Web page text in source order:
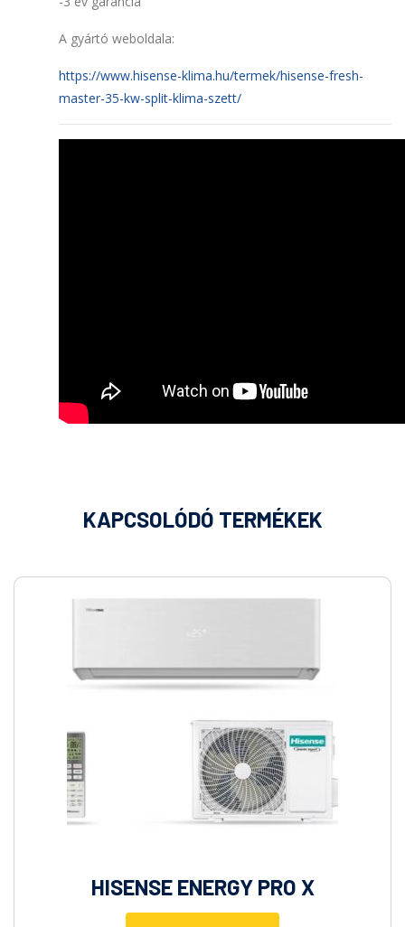
A gyártó weboldala:
https://www.hisense-klima.hu/termek/hisense-fresh-
master-35-kw-split-klima-szett/
HISENSE ENERGY PRO X